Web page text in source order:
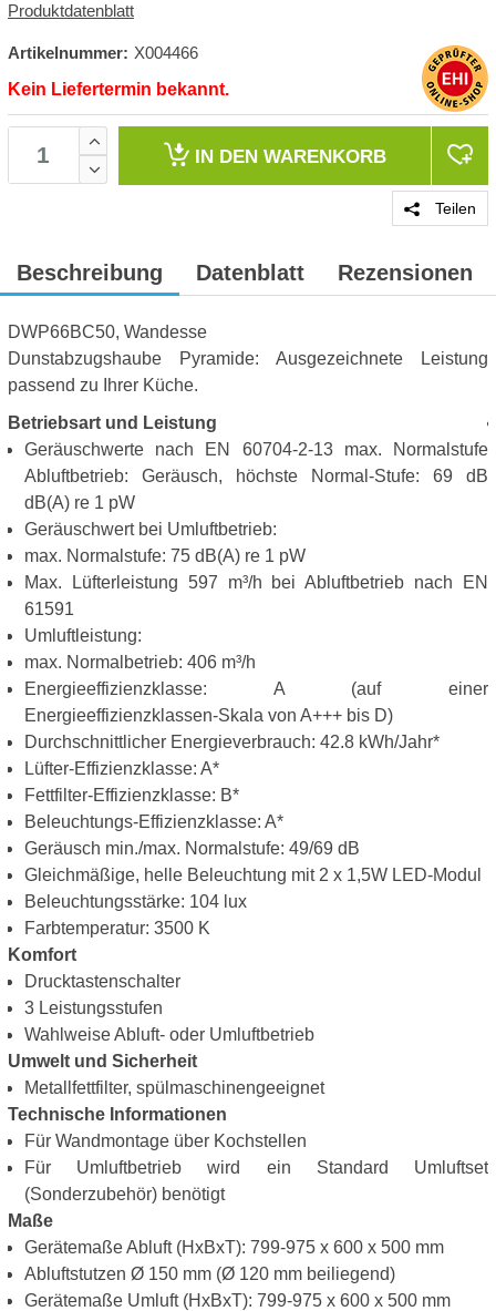
Produktdatenblatt
Artikelnummer: X004466
Kein Liefertermin bekannt.
IN DEN WARENKORB
Teilen
Beschreibung Datenblatt Rezensionen
DWP66BC50, Wandesse
Dunstabzugshaube Pyramide: Ausgezeichnete Leistung
passend zu Ihrer Küche.
Betriebsart und Leistung
Geräuschwerte nach EN 60704-2-13 max. Normalstufe
Abluftbetrieb: Geräusch, höchste Normal-Stufe: 69 dB
dB(A) re 1 pW
Geräuschwert bei Umluftbetrieb:
max. Normalstufe: 75 dB(A) re 1 pW
Max. Lüfterleistung 597 m³/h bei Abluftbetrieb nach EN
61591
Umluftleistung:
max. Normalbetrieb: 406 m³/h
Energieeffizienzklasse: A (auf einer
Energieeffizienzklassen-Skala von A+++ bis D)
Durchschnittlicher Energieverbrauch: 42.8 kWh/Jahr*
Lüfter-Effizienzklasse: A*
Fettfilter-Effizienzklasse: B*
Beleuchtungs-Effizienzklasse: A*
Geräusch min./max. Normalstufe: 49/69 dB
Gleichmäßige, helle Beleuchtung mit 2 x 1,5W LED-Modul
Beleuchtungsstärke: 104 lux
Farbtemperatur: 3500 K
Komfort
Drucktastenschalter
3 Leistungsstufen
Wahlweise Abluft- oder Umluftbetrieb
Umwelt und Sicherheit
Metallfettfilter, spülmaschinengeeignet
Technische Informationen
Für Wandmontage über Kochstellen
Für Umluftbetrieb wird ein Standard Umluftset
(Sonderzubehör) benötigt
Maße
Gerätemaße Abluft (HxBxT): 799-975 x 600 x 500 mm
Abluftstutzen Ø 150 mm (Ø 120 mm beiliegend)
Gerätemaße Umluft (HxBxT): 799-975 x 600 x 500 mm